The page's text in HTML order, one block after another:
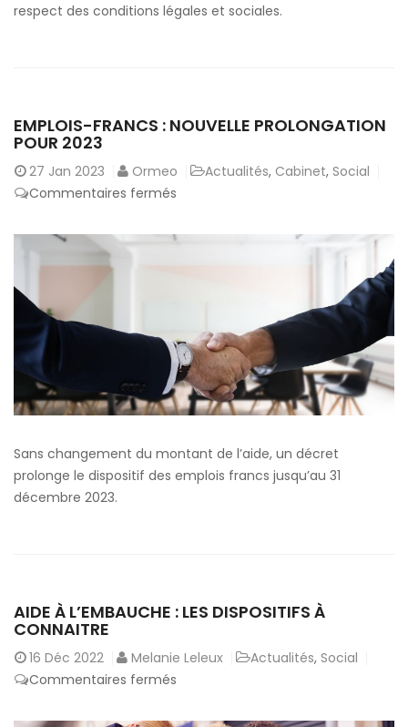
respect des conditions légales et sociales.
EMPLOIS-FRANCS : NOUVELLE PROLONGATION
POUR 2023
27 Jan 2023 Ormeo Actualités, Cabinet, Social
Commentaires fermés
francs :
Sans changement du montant de l’aide, un décret
prolonge le dispositif des emplois francs jusqu’au 31
décembre 2023.
AIDE À L’EMBAUCHE : LES DISPOSITIFS À
CONNAITRE
16 Déc 2022 Melanie Leleux Actualités, Social
Commentaires fermés
à